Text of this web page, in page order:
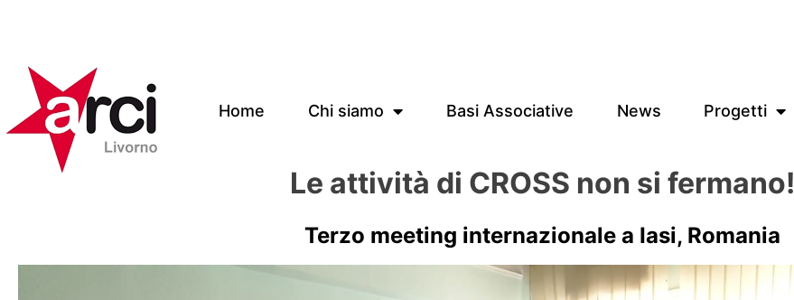
Home Chi siamo Basi Associative News Progetti
Le attività di CROSS non si fermano!
Terzo meeting internazionale a Iasi, Romania